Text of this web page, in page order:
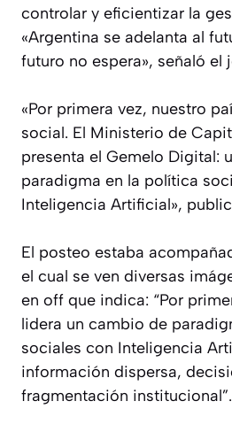
controlar y eficientizar la
«Argentina se adelanta al
futuro no espera», señaló el
«Por primera vez, nuestro
social. El Ministerio de
presenta el Gemelo Digital:
paradigma en la política
Inteligencia Artificial»,
El posteo estaba
el cual se ven diversas
en off que indica: “Por
lidera un cambio de
sociales con Inteligencia
información dispersa,
fragmentación institucional”.